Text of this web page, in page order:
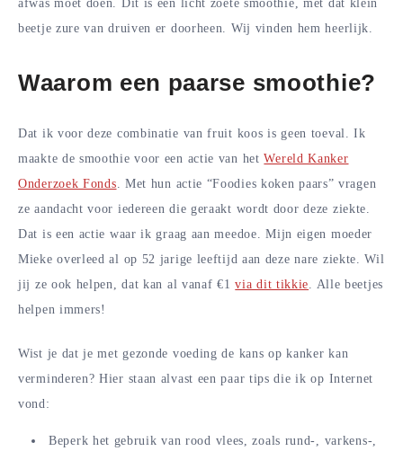
afwas moet doen. Dit is een licht zoete smoothie, met dat klein
beetje zure van druiven er doorheen. Wij vinden hem heerlijk.
Waarom een paarse smoothie?
Dat ik voor deze combinatie van fruit koos is geen toeval. Ik
maakte de smoothie voor een actie van hetWereld Kanker
Onderzoek Fonds. Met hun actie “Foodies koken paars” vragen
ze aandacht voor iedereen die geraakt wordt door deze ziekte.
Dat is een actie waar ik graag aan meedoe. Mijn eigen moeder
Mieke overleed al op 52 jarige leeftijd aan deze nare ziekte. Wil
jij ze ook helpen, dat kan al vanaf €1via dit tikkie. Alle beetjes
helpen immers!
Wist je dat je met gezonde voeding de kans op kanker kan
verminderen? Hier staan alvast een paar tips die ik op Internet
vond:
Beperk het gebruik van rood vlees, zoals rund-, varkens-,